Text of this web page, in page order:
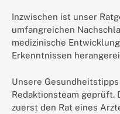
Inzwischen ist unser
umfangreichen
medizinische
Erkenntnissen
Unsere
Redaktionsteam geprüft.
zuerst den Rat eines